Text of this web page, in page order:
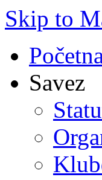
Skip to
Savez